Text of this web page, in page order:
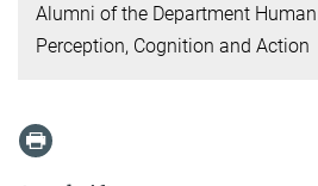
Alumni of the Department Human
Perception, Cognition and Action